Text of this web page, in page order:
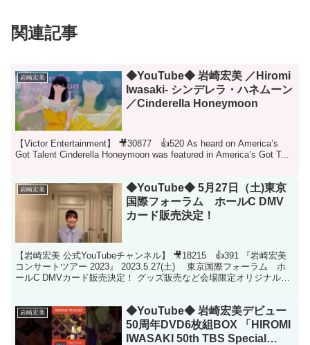
関連記事
岩崎宏美
◆YouTube◆ 岩崎宏美 ／Hiromi
Iwasaki- シンデレラ・ハネムーン
／Cinderella Honeymoon
【Victor Entertainment】 🎥30877 👍520 As heard on America’s
Got Talent Cinderella Honeymoon was featured in America’s Got T...
岩崎宏美
◆YouTube◆ 5月27日（土)東京
国際フォーラム ホールC DMV
カード販売決定！
【岩崎宏美 公式YouTubeチャンネル】 🎥18215 👍391 『岩崎宏美
コンサートツアー 2023』 2023.5.27(土) 東京国際フォーラム ホ
ールC DMVカード販売決定！ グッズ販売など会場限定オリジナル特
岩崎宏美
◆YouTube◆ 岩崎宏美デビュー
50周年DVD6枚組BOX 「HIROMI
IWASAKI 50th TBS Special